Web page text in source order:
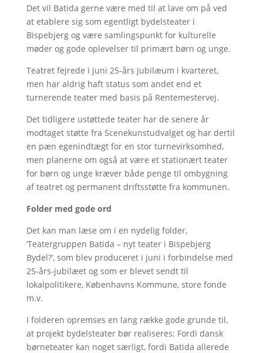
Det vil Batida gerne være med til at lave om på ved
at etablere sig som egentligt bydelsteater i
Bispebjerg og være samlingspunkt for kulturelle
møder og gode oplevelser til primært børn og unge.
Teatret fejrede i juni 25-års jubilæum i kvarteret,
men har aldrig haft status som andet end et
turnerende teater med basis på Rentemestervej.
Det tidligere ustøttede teater har de senere år
modtaget støtte fra Scenekunstudvalget og har dertil
en pæn egenindtægt for en stor turnevirksomhed,
men planerne om også at være et stationært teater
for børn og unge kræver både penge til ombygning
af teatret og permanent driftsstøtte fra kommunen.
Folder med gode ord
Det kan man læse om i en nydelig folder,
’Teatergruppen Batida – nyt teater i Bispebjerg
Bydel?’, som blev produceret i juni i forbindelse med
25-års-jubilæet og som er blevet sendt til
lokalpolitikere, Københavns Kommune, store fonde
m.v.
I folderen opremses en lang række gode grunde til,
at projekt bydelsteater bør realiseres: Fordi dansk
børneteater kan noget særligt, fordi Batida allerede